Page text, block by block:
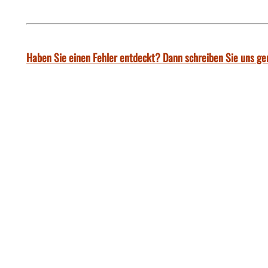
Haben Sie einen Fehler entdeckt? Dann schreiben Sie uns